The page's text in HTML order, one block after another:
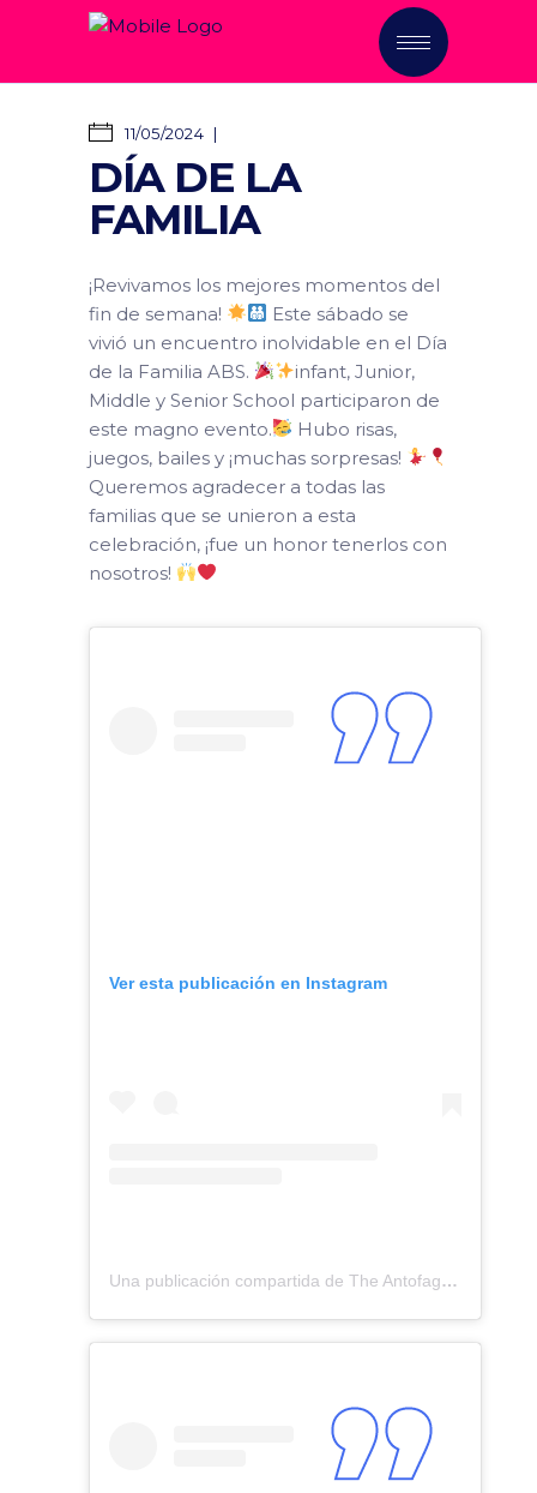
11/05/2024
DÍA DE LA
FAMILIA
¡Revivamos los mejores momentos del
fin de semana!
Este sábado se
vivió un encuentro inolvidable en el Día
de la Familia ABS.
infant, Junior,
Middle y Senior School participaron de
este magno evento.
Hubo risas,
juegos, bailes y ¡muchas sorpresas!
Queremos agradecer a todas las
familias que se unieron a esta
celebración, ¡fue un honor tenerlos con
nosotros!
Ver esta publicación en Instagram
Una publicación compartida de The Antofagasta British School (@antofagastabritishschool)